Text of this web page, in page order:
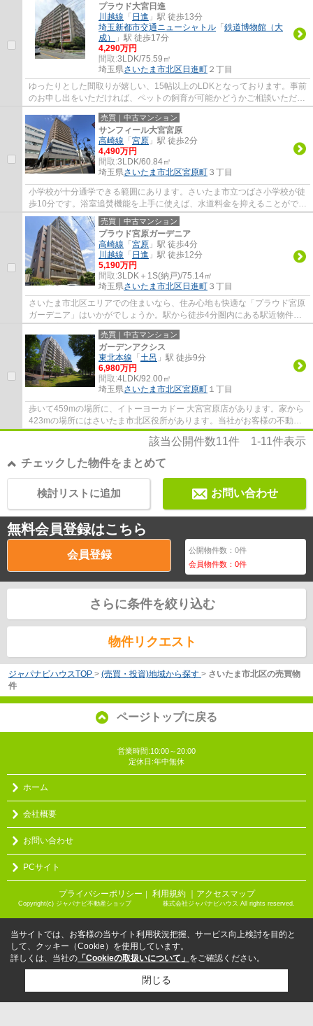
プラウド大宮日進
川越線 「 日進 」駅 徒歩13分
埼玉新都市交通ニューシャトル 「 鉄道博物館（大
成）
」駅 徒歩17分
4,290万円
間取:3LDK/75.59㎡
埼玉県さいたま市北区 日進町 ２丁目
ゆったりとした間取りが嬉しい、15帖以上のLDKとなっております。事前
のお申し出をいただければ、ペットの飼育が可能かどうかご相談いただけ
ます。専有面積が75.59㎡でスペースが十分...
売買｜中古マンション
サンフィール大宮宮原
高崎線 「 宮原 」駅 徒歩2分
4,490万円
間取:3LDK/60.84㎡
埼玉県さいたま市北区宮原町 ３丁目
小学校が十分通学できる範囲にあります。さいたま市立つばさ小学校が徒
歩10分です。浴室追焚機能を上手に使えば、水道料金を抑えることができ
ます。共有部分も清潔感があり、綺麗な中...
売買｜中古マンション
プラウド宮原ガーデニア
高崎線 「 宮原 」駅 徒歩4分
川越線 「 日進 」駅 徒歩12分
5,190万円
間取:3LDK＋1S(納戸)/75.14㎡
埼玉県さいたま市北区 日進町 ３丁目
さいたま市北区エリアでの住まいなら、住み心地も快適な「プラウド宮原
ガーデニア」はいかがでしょうか。駅から徒歩4分圏内にある駅近物件で
す。幅広い層の方に好評の、5,190万円台の...
売買｜中古マンション
ガーデンアクシス
東北本線 「 土呂 」駅 徒歩9分
6,980万円
間取:4LDK/92.00㎡
埼玉県さいたま市北区宮原町 １丁目
歩いて459mの場所に、イトーヨーカドー 大宮宮原店があります。家から
423mの場所にはさいたま市北区役所があります。当社がお客様の不動産
購入をしっかりとサポート致します。経験豊富...
該当公開件数11件 1-11件表示
チェックした物件をまとめて
お問い合わせ
検討リストに追加
無料会員登録はこちら
会員登録 公開物件数：0件
会員物件数：0件
さらに条件を絞り込む
物件リクエスト
ジャパナビハウスTOP > (売買・投資)地域から探す > さいたま市北区の売買物
件
ページトップに戻る
営業時間:10:00～20:00
定休日:年中無休
ホーム
会社概要
お問い合わせ
PCサイト
プライバシーポリシー ｜ 利用規約 ｜アクセスマップ
Copyright(c) ジャパナビ不動産ショップ 株式会社ジャパナビハウス All rights reserved.
当サイトでは、お客様の当サイト利用状況把握、サービス向上検討を目的と
して、クッキー（Cookie）を使用しています。
詳しくは、当社の 「Cookieの取扱いについて」 をご確認ください。
閉じる